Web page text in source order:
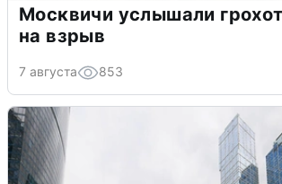
Москвичи услышали
на взрыв
7 августа 853